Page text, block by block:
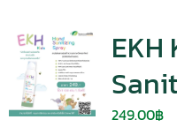
EKH
249.00฿